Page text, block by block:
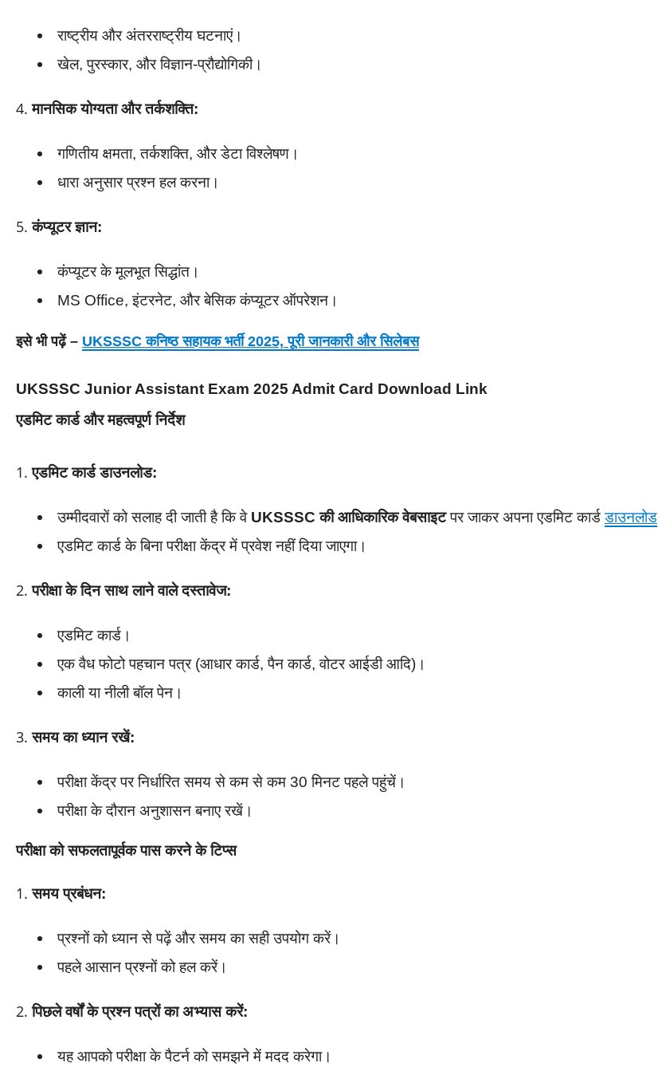
राष्ट्रीय और अंतरराष्ट्रीय घटनाएं।
खेल, पुरस्कार, और विज्ञान-प्रौद्योगिकी।
मानसिक योग्यता और तर्कशक्ति:
गणितीय क्षमता, तर्कशक्ति, और डेटा विश्लेषण।
धारा अनुसार प्रश्न हल करना।
कंप्यूटर ज्ञान:
कंप्यूटर के मूलभूत सिद्धांत।
MS Office, इंटरनेट, और बेसिक कंप्यूटर ऑपरेशन।
इसे भी पढ़ें – UKSSSC कनिष्ठ सहायक भर्ती 2025, पूरी जानकारी और सिलेबस
UKSSSC Junior Assistant Exam 2025 Admit Card Download Link
एडमिट कार्ड और महत्वपूर्ण निर्देश
एडमिट कार्ड डाउनलोड:
उम्मीदवारों को सलाह दी जाती है कि वे UKSSSC की आधिकारिक वेबसाइटपर जाकर अपना एडमिट कार्डडाउनलोड
एडमिट कार्ड के बिना परीक्षा केंद्र में प्रवेश नहीं दिया जाएगा।
परीक्षा के दिन साथ लाने वाले दस्तावेज:
एडमिट कार्ड।
एक वैध फोटो पहचान पत्र (आधार कार्ड, पैन कार्ड, वोटर आईडी आदि)।
काली या नीली बॉल पेन।
समय का ध्यान रखें:
परीक्षा केंद्र पर निर्धारित समय से कम से कम 30 मिनट पहले पहुंचें।
परीक्षा के दौरान अनुशासन बनाए रखें।
परीक्षा को सफलतापूर्वक पास करने के टिप्स
समय प्रबंधन:
प्रश्नों को ध्यान से पढ़ें और समय का सही उपयोग करें।
पहले आसान प्रश्नों को हल करें।
पिछले वर्षों के प्रश्न पत्रों का अभ्यास करें:
यह आपको परीक्षा के पैटर्न को समझने में मदद करेगा।